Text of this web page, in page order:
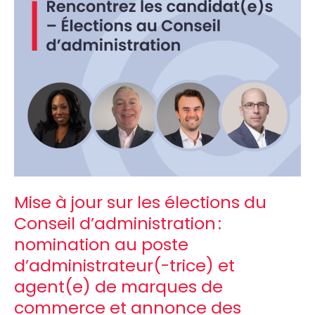
Mise à jour sur les élections du
Conseil d’administration :
nomination au poste
d’administrateur(-trice) et
agent(e) de marques de
commerce et annonce des
jour
élections
Conseil
d’administration :
nomination
et
agent(e)
de
marques
de
commerce
et